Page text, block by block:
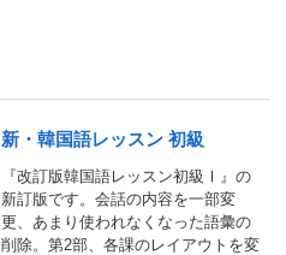
新・韓国語レッスン 初級
『改訂版韓国語レッスン初級Ⅰ』の
新訂版です。会話の内容を一部変
更、あまり使われなくなった語彙の
削除。第2部、各課のレイアウトを変